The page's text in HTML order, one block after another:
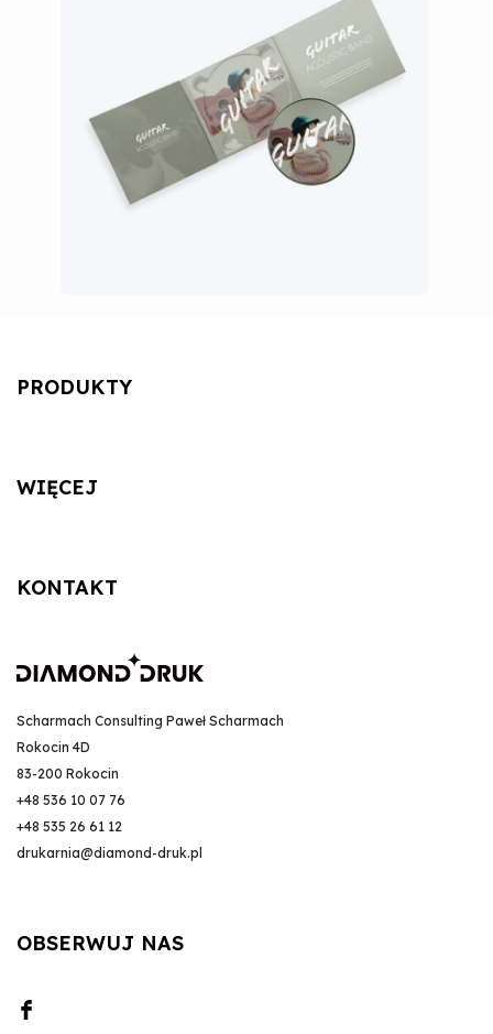
PRODUKTY
WIĘCEJ
KONTAKT
Scharmach Consulting Paweł Scharmach
Rokocin 4D
83-200 Rokocin
+48 536 10 07 76
+48 535 26 61 12
drukarnia@diamond-druk.pl
OBSERWUJ NAS